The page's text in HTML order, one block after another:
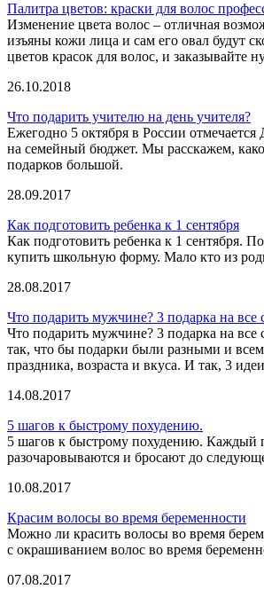
Палитра цветов: краски для волос
Изменение цвета волос – отличная
изъяны кожи лица и сам его овал будут
цветов красок для волос, и заказывайте
26.10.2018
Что подарить учителю на день учителя?
Ежегодно 5 октября в России
на семейный бюджет. Мы расскажем,
подарков большой.
28.09.2017
Как подготовить ребенка к 1 сентября
Как подготовить ребенка к 1 сентября.
купить школьную форму. Мало кто из
28.08.2017
Что подарить мужчине? 3 подарка на все
Что подарить мужчине? 3 подарка на
так, что бы подарки были разными и
праздника, возраста и вкуса. И так, 3
14.08.2017
5 шагов к быстрому похудению.
5 шагов к быстрому похудению. Каждый
разочаровываются и бросают до
10.08.2017
Красим волосы во время беременности
Можно ли красить волосы во время
с окрашиванием волос во время
07.08.2017